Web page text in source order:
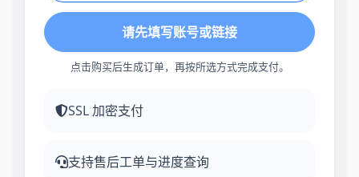
请先填写账号或链接
点击购买后生成订单，再按所选方式完成支付。
SSL 加密支付
支持售后工单与进度查询